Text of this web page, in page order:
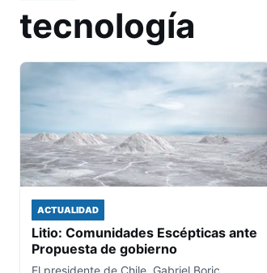
tecnología
ACTUALIDAD
Litio: Comunidades Escépticas ante
Propuesta de gobierno